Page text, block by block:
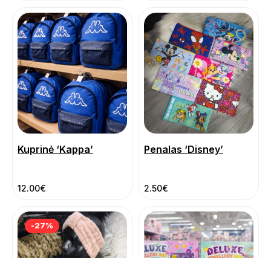
Kuprinė ‘Kappa’
12.00€
Penalas ‘Disney’
2.50€
-27%